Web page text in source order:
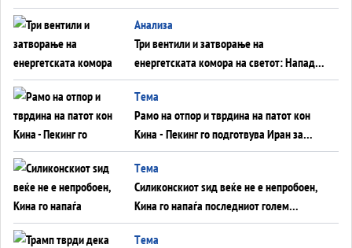
WILDBERRIES
Aнализа
Три вентили и затворање на
енергетската комора на светот: Нападот
во Суец најавува глобален енергетски
инфаркт?
Tема
Рамо на отпор и тврдина на патот кон
Кина - Пекинг го подготвува Иран за
американска копнена инвазија
Tема
Силиконскиот ѕид веќе не е непробоен,
Кина го напаѓа последниот голем
монопол на Западот?
Tема